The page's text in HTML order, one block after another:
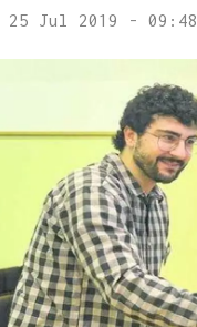
25 Jul 2019 - 09:48